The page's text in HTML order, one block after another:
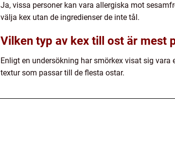
Ja, vissa personer kan vara allergiska mot
välja kex utan de ingredienser de inte tål.
Vilken typ av kex till ost är mest
Enligt en undersökning har smörkex visat sig
textur som passar till de flesta ostar.